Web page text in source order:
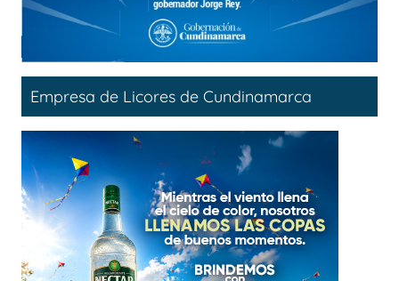
Empresa de Licores de Cundinamarca